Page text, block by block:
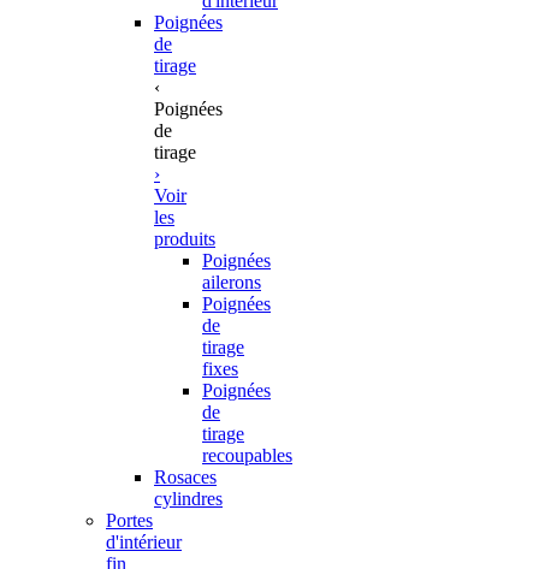
Poignées
de
tirage
‹
Poignées
de
tirage
›
Voir
les
produits
Poignées
ailerons
Poignées
de
tirage
fixes
Poignées
de
tirage
recoupables
Rosaces
cylindres
Portes
d'intérieur
fin